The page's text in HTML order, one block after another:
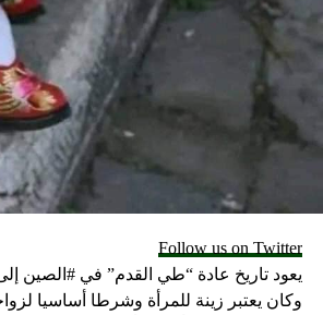
Follow us on Twitter
يعود تاريخ عادة “طي القدم” في #الصين
وكان يعتبر زينة للمرأة وشرطا أساسيا